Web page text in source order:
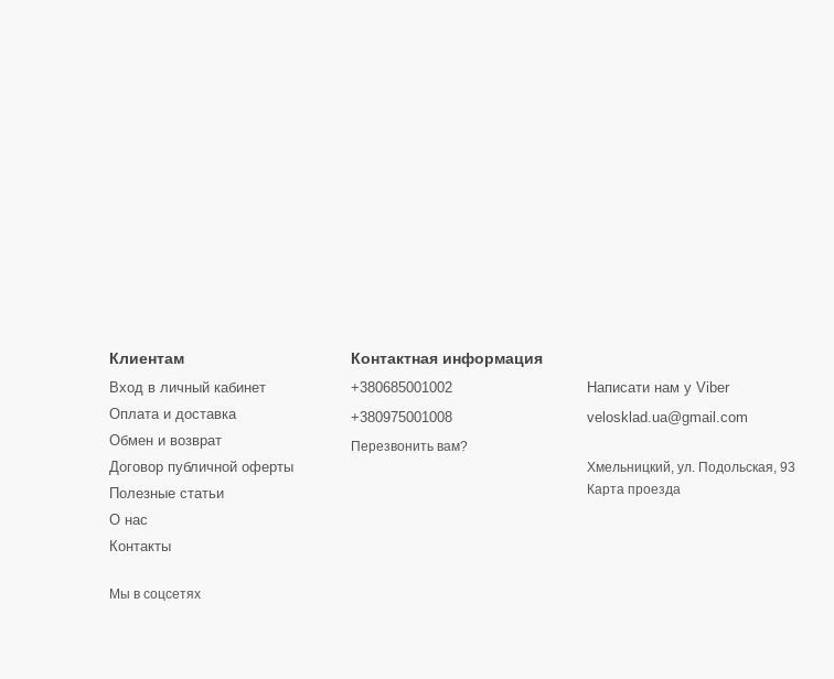
Клиентам
Вход в личный кабинет
Оплата и доставка
Обмен и возврат
Договор публичной оферты
Полезные статьи
О нас
Контакты
Мы в соцсетях
Контактная информация
+380685001002
+380975001008
Перезвонить вам?
Написати нам у Viber
velosklad.ua@gmail.com
Хмельницкий, ул. Подольская, 93
Карта проезда